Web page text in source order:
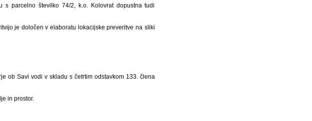
s parcelno številko 74/2, k.o. Kolovrat dopustna tudi
je določen v elaboratu lokacijske preveritve na sliki
ob Savi vodi v skladu s četrtim odstavkom 133. člena
in prostor.